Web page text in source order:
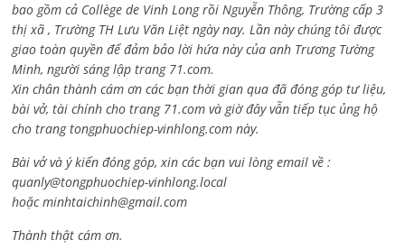
bao gồm cả Collège de Vinh Long rồi Nguyễn Thông, Trường cấp 3
thị xã , Trường TH Lưu Văn Liệt ngày nay. Lần này chúng tôi được
giao toàn quyền để đảm bảo lời hứa này của anh Trương Tường
Minh, người sáng lập trang 71.com.
Xin chân thành cám ơn các bạn thời gian qua đã đóng góp tư liệu,
bài vở, tài chính cho trang 71.com và giờ đây vẫn tiếp tục ủng hộ
cho trang tongphuochiep-vinhlong.com này.
Bài vở và ý kiến đóng góp, xin các bạn vui lòng email về :
quanly@tongphuochiep-vinhlong.local
hoặcminhtaichinh@gmail.com
Thành thật cám ơn.